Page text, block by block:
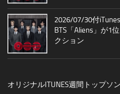
2026/07/30付
BTS「Aliens」が1
クション
オリジナルITUNES週間トップソ